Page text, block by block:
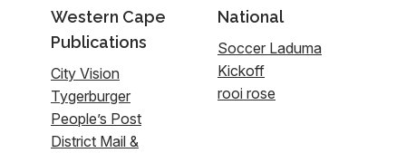
Western Cape
Publications
City Vision
Tygerburger
People’s Post
District Mail &
National
Soccer Laduma
Kickoff
rooi rose